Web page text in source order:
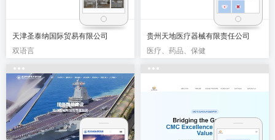
天津圣泰纳国际贸易有限公司
双语言
贵州天地医疗器械有限责任公司
医疗、药品、保健